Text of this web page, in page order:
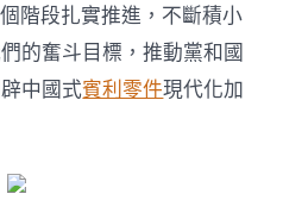
階段扎實推進，不斷積小
的奮斗目標，推動黨和國
中國式賓利零件現代化加